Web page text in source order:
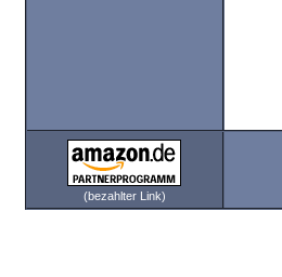
(bezahlter Link)